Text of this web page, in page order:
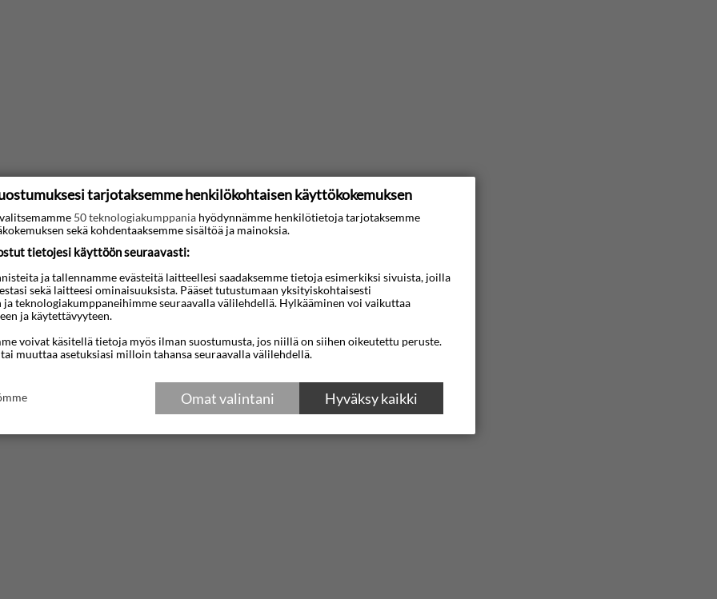
tarjotaksemme henkilökohtaisen käyttökokemuksen
50 teknologiakumppania hyödynnämme henkilötietoja tarjotaksemme
sekä kohdentaaksemme sisältöä ja mainoksia.
tietojesi käyttöön seuraavasti:
ja tallennamme evästeitä laitteellesi saadaksemme tietoja esimerkiksi sivuista, joilla
sekä laitteesi ominaisuuksista. Pääset tutustumaan yksityiskohtaisesti
teknologiakumppaneihimme seuraavalla välilehdellä. Hylkääminen voi vaikuttaa
ja käytettävyyteen.
voivat käsitellä tietoja myös ilman suostumusta, jos niillä on siihen oikeutettu peruste.
muuttaa asetuksiasi milloin tahansa seuraavalla välilehdellä.
Hyväksy kaikki
Omat valintani